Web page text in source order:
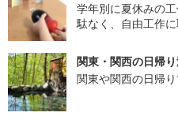
学年別に夏休みの
駄なく、自由工作に
関東・関西の日帰
関東や関西の日帰